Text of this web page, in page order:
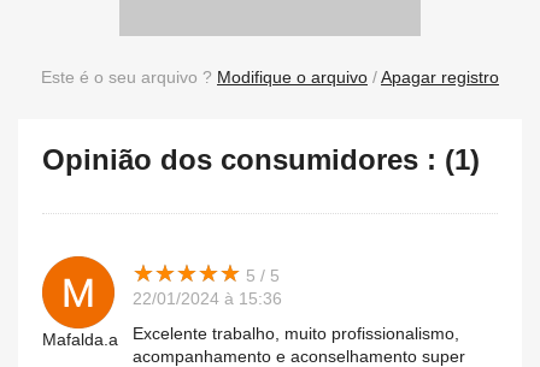
Este é o seu arquivo ? Modifique o arquivo /Apagar registro
Opinião dos consumidores : (1)
Mafalda.a
★★★★★
★★★★★ 5 / 5
22/01/2024 à 15:36
Excelente trabalho, muito profissionalismo,
acompanhamento e aconselhamento super